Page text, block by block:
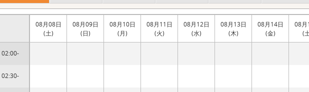
02:00-
02:30-
08月08日
(土)
08月09日
(日)
08月10日
(月)
08月11日
(火)
08月12日
(水)
08月13日
(木)
08月14日
(金)
08月
(